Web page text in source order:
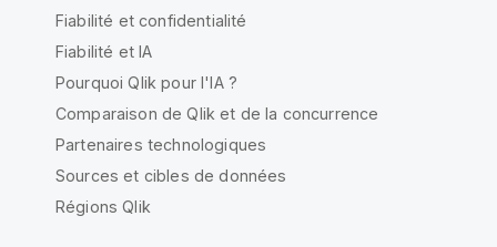
Fiabilité et confidentialité
Fiabilité et IA
Pourquoi Qlik pour l'IA ?
Comparaison de Qlik et de la concurrence
Partenaires technologiques
Sources et cibles de données
Régions Qlik